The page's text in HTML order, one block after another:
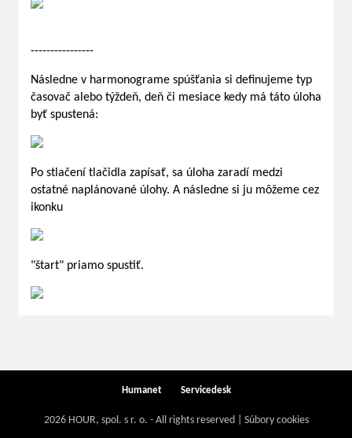
----------------
Následne v harmonograme spúšťania si definujeme typ
časovač alebo týždeň, deň či mesiace kedy má táto úloha
byť spustená:
Po stlačení tlačidla zapísať, sa úloha zaradí medzi
ostatné naplánované úlohy. A následne si ju môžeme cez
ikonku
"štart" priamo spustiť.
2026 HOUR, spol. s r. o. - All rights reserved | Súbory cookies
Humanet Servicedesk